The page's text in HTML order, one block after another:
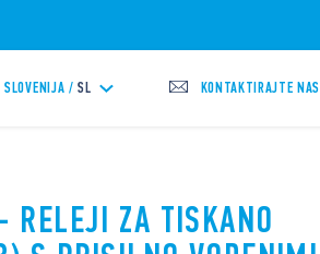
SLOVENIJA / SL KONTAKTIRAJTE NAS
ZA TISKANO